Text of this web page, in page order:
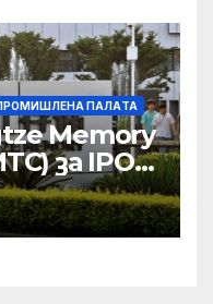
ПАЛAТА
Memory
за IPO